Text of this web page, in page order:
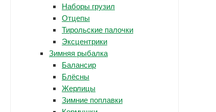
Наборы грузил
Отцепы
Тирольские палочки
Эксцентрики
Зимняя рыбалка
Балансир
Блёсны
Жерлицы
Зимние поплавки